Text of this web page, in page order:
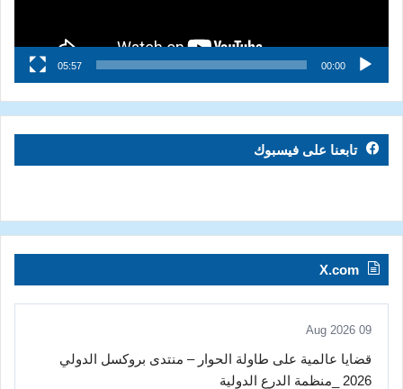
00:00
05:57
تابعنا على فيسبوك
X.com
09 Aug 2026
قضايا عالمية على طاولة الحوار – منتدى بروكسل الدولي
2026 _منظمة الدرع الدولية